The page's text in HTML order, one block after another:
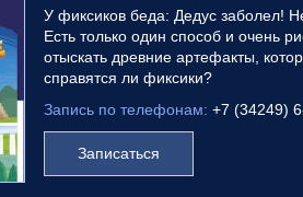
У фиксиков беда: Дедус заболел!
Есть только один способ и очень
отыскать древние артефакты,
справятся ли фиксики?
Запись по телефонам: +7 (34249)
Записаться